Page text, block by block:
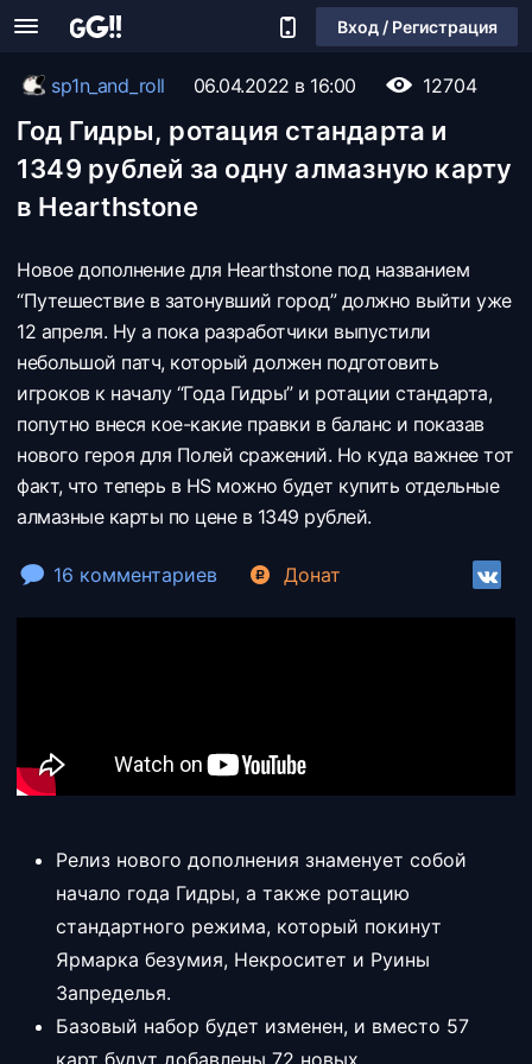
Вход / Регистрация
sp1n_and_roll 06.04.2022 в 16:00 12704
Год Гидры, ротация стандарта и
1349 рублей за одну алмазную карту
в Hearthstone
Новое дополнение для Hearthstone под названием
“Путешествие в затонувший город” должно выйти уже
12 апреля. Ну а пока разработчики выпустили
небольшой патч, который должен подготовить
игроков к началу “Года Гидры” и ротации стандарта,
попутно внеся кое-какие правки в баланс и показав
нового героя для Полей сражений. Но куда важнее тот
факт, что теперь в HS можно будет купить отдельные
алмазные карты по цене в 1349 рублей.
16 комментариев Донат
Релиз нового дополнения знаменует собой
начало года Гидры, а также ротацию
стандартного режима, который покинут
Ярмарка безумия, Некроситет и Руины
Запределья.
Базовый набор будет изменен, и вместо 57
карт будут добавлены 72 новых.